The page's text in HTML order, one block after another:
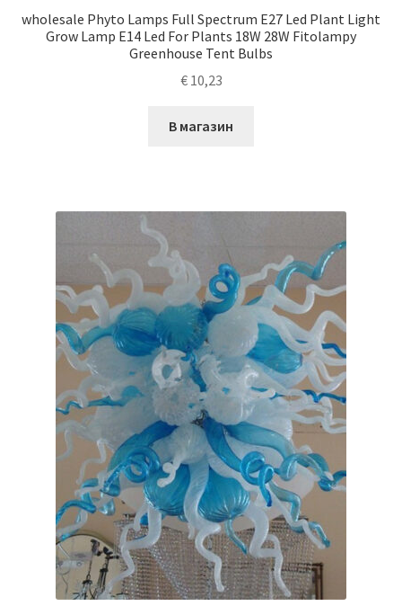
wholesale Phyto Lamps Full Spectrum E27 Led Plant Light
Grow Lamp E14 Led For Plants 18W 28W Fitolampy
Greenhouse Tent Bulbs
€10,23
В магазин